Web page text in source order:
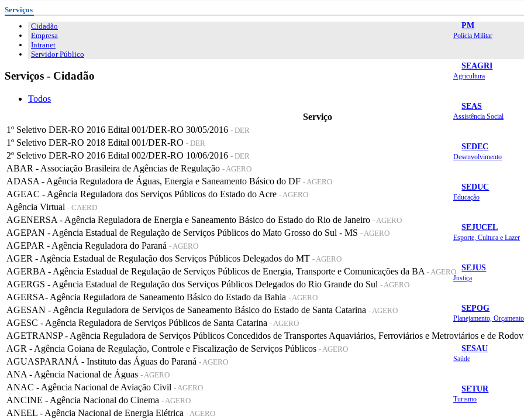
PM
Polícia Militar
SEAGRI
Agricultura
SEAS
Assistência Social
SEDEC
Desenvolvimento
SEDUC
Educação
SEJUCEL
Esporte, Cultura e Lazer
SEJUS
Justiça
SEPOG
SESAU
Saúde
SETUR
Turismo
Serviços
Cidadão
Empresa
Intranet
Servidor Público
Serviços - Cidadão
Todos
Serviço
1º Seletivo DER-RO 2016 Edital 001/DER-RO 30/05/2016 - DER
1º Seletivo DER-RO 2018 Edital 001/DER-RO - DER
2º Seletivo DER-RO 2016 Edital 002/DER-RO 10/06/2016 - DER
ABAR - Associação Brasileira de Agências de Regulação - AGERO
ADASA - Agência Reguladora de Águas, Energia e Saneamento Básico do DF - AGERO
AGEAC - Agência Reguladora dos Serviços Públicos do Estado do Acre - AGERO
Agência Virtual - CAERD
AGENERSA - Agência Reguladora de Energia e Saneamento Básico do Estado do Rio de Janeiro - AGERO
AGEPAN - Agência Estadual de Regulação de Serviços Públicos do Mato Grosso do Sul - MS - AGERO
AGEPAR - Agência Reguladora do Paraná - AGERO
AGER - Agência Estadual de Regulação dos Serviços Públicos Delegados do MT - AGERO
AGERBA - Agência Estadual de Regulação de Serviços Públicos de Energia, Transporte e Comunicações da BA - AGERO
AGERGS - Agência Estadual de Regulação dos Serviços Públicos Delegados do Rio Grande do Sul - AGERO
AGERSA- Agência Reguladora de Saneamento Básico do Estado da Bahia - AGERO
AGESAN - Agência Reguladora de Serviços de Saneamento Básico do Estado de Santa Catarina - AGERO
AGESC - Agência Reguladora de Serviços Públicos de Santa Catarina - AGERO
AGETRANSP - Agência Reguladora de Serviços Públicos Concedidos de Transportes Aquaviários, Ferroviários e Metroviários e de
AGR - Agência Goiana de Regulação, Controle e Fiscalização de Serviços Públicos - AGERO
AGUASPARANÁ - Instituto das Águas do Paraná - AGERO
ANA - Agência Nacional de Águas - AGERO
ANAC - Agência Nacional de Aviação Civil - AGERO
ANCINE - Agência Nacional do Cinema - AGERO
ANEEL - Agência Nacional de Energia Elétrica - AGERO